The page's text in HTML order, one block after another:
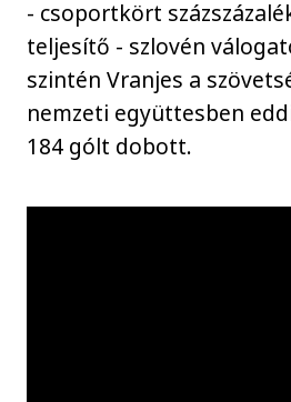
- csoportkört
teljesítő - szlovén
szintén Vranjes a
nemzeti együttesben
184 gólt dobott.